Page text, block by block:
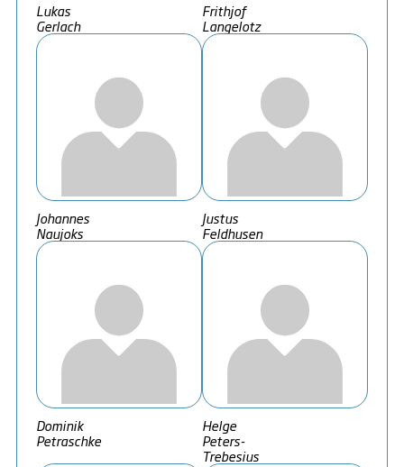
Lukas
Gerlach
Frithjof
Langelotz
Johannes
Naujoks
Justus
Feldhusen
Dominik
Petraschke
Helge
Peters-
Trebesius